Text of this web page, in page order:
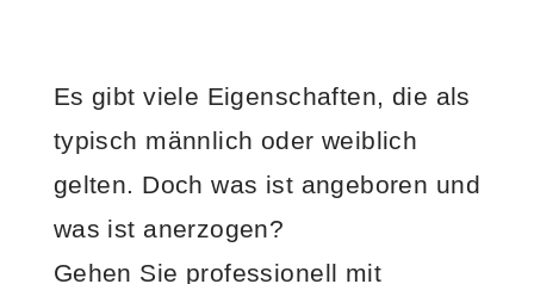
Es gibt viele Eigenschaften, die als
typisch männlich oder weiblich
gelten. Doch was ist angeboren und
was ist anerzogen?
Gehen Sie professionell mit